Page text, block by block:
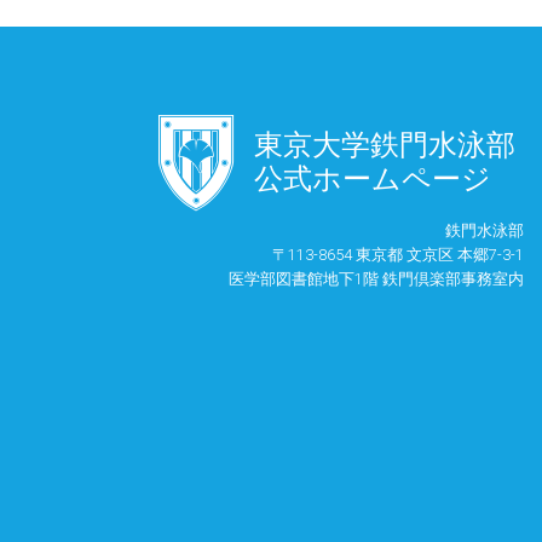
󿾱
東京大学鉄門水泳部
公式ホームページ
鉄門水泳部
〒113-8654 東京都 文京区 本郷7-3-1
医学部図書館地下1階 鉄門倶楽部事務室内